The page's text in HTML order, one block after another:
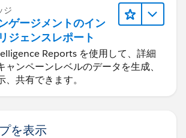
ジ
ゲージメントのイン
ジェンスレポート
Reports を使用して、詳細
ャンペーンレベルのデータを生成、
、共有できます。
を表示